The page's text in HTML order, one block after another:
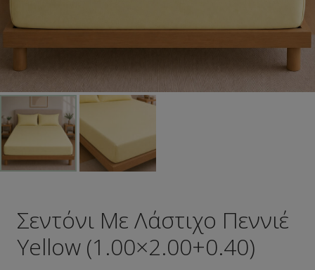
Σεντόνι Με Λάστιχο Πεννιέ
Yellow (1.00×2.00+0.40)